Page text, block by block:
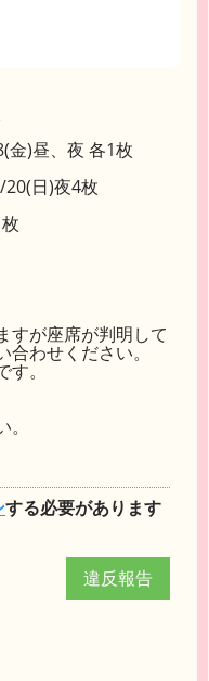
)昼、夜 各1枚
日)夜4枚
すが座席が判明して
わせください。
。
する必要があります
違反報告